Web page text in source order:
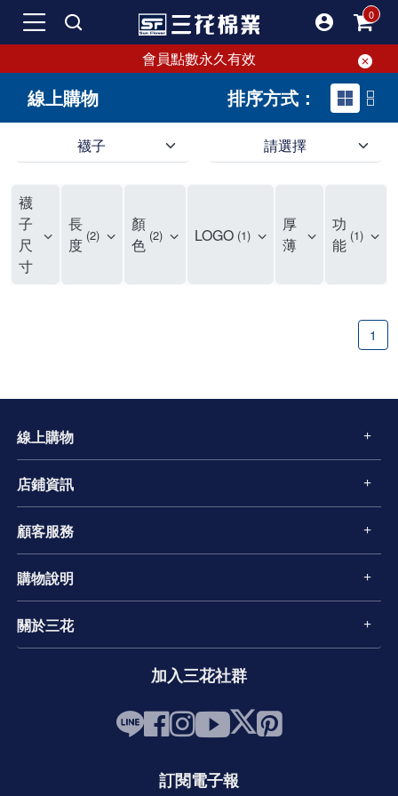
會員點數永久有效
線上購物 排序方式：
襪子 請選擇
現在就來三花購買深受許多潮流女孩喜愛的襪子吧！好穿舒適、不咬腳、不滑脫，短襪不用再拉。各種鞋款都有適合搭配的襪子，不怕穿搭有問題。運動、休閒用短襪全都有！
如何挑選高品質的短襪？注重品質的三花短襪，特選高級優質棉料，保持雙腳透氣不悶熱。襪子具有良好的透氣性，自然讓腳不悶臭，讓您每天穿得健康、舒適。好襪子陪你走更遠！
品質優零負擔，全家人都適合的好襪子在三花!長輩、久坐辦公室最適合無鬆緊帶襪子、運動跑步打球雙層毛巾底短襪保護最有力，日常休閒短襪穿搭簡易最省時。耐洗耐穿超省錢!
三花襪子嚴選優質棉料，吸汗透氣、乾爽舒適，不易滑動。作為日常必備的襪子，其符合人體工學與時尚設計，令人穿上即感舒適。三花50年來專注改良，以精湛工藝打造超乎想像的舒適體驗。追求美感與實用兼備的您，絕對不能錯過三花襪子，即刻入手，體驗潮流與舒適的完美結合。
"最近一批襪子都相繼損壞，所以又到了採購新襪子的時間了！剛好又是換季，可以買適合當季的襪子，增添一些生活的小確幸。我通常一次會買6-8雙襪子，然後整批襪子幾乎會在差不多的時間陣亡，再換下一批。這種一年大概買兩次的習慣，讓6-8雙短襪輪流穿半年，不會太浪費，也避免穿著鬆垮的襪子很糗。 每次換襪子時，我都會嘗試一個新品牌來試試看。這次我選了已有50多年歷史的老牌子——三花。可能有人會問，三花襪子這麼有名，為何現在才選？其實我一直知道這品牌，但過去對他們家的產品印象是主要賣給男生的中筒襪，因此未曾購買。最近在捷運和網站上頻繁看到三花的廣告，便上網探究了一下。驚喜發現，他們家竟然也推出了很多適合女生穿的短襪，而且款式很漂亮，不再僅僅針對中年男性。 這次我訂了8雙襪子，總共500元，一雙平均只要62元（短襪價格依官網為主），真的很划算。而且，他們的物流速度超快，官網下單後隔天襪子就到貨了，這點我特別喜歡。收到襪子後，我還特地將它們一字排開，場面也蠻壯觀的。我訂了素色短襪、條紋短襪和撞色運動短襪，還為我老公買了一雙紳士襪。為了迎接夏天的到來，也幫他準備些薄襪子，畢竟穿皮鞋搭配厚重的運動襪真的不太合適。 這次的嘗試中，最讓我驚艷的是運動短襪。雙層毛巾底的設計，一開始以為會太厚，但實際穿上後發現這款襪子的吸震效果不輸其他運動品牌，吸濕性也非常強。我特意用水滴試驗，結果也很滿意。運動短襪的關鍵就是吸汗和吸震，這樣能讓整個運動過程不黏膩，並有效減少腳與鞋子的摩擦，避免脫跟的情況發生，增添了運動的舒適感。 此外，對於孩子來說，這款運動短襪的耐用性也讓我很滿意。其他品牌的襪子大概只能撐2個月，但看來這次的三花短襪應該能撐3個月以上，使用壽命更長，是一位媽媽的好幫手，既省錢又減少購買頻率。 至於我老公，最初覺得穿薄襪搭配皮鞋不太舒服，但後來漸漸習慣並喜歡上薄襪的輕盈感。畢竟太厚的襪子會改變皮鞋的形狀。三花的無鬆緊帶設計對久坐辦公的他來說，解決了腿部血液循環不良的問題，減少了勒痕，襪子脫下後也不再長時間地感到不適，這讓我們都很滿意。 總體來說，這次三花短襪的體驗還算不錯，無脫跟問題，且吸震和吸汗效果顯著。老公和孩子的襪子選擇也都很成功。未來我會再觀察這些襪子的耐用性，再決定是否回購。當下來看，三花是個值得推薦的品牌。
襪
子
尺
寸
長
度 2
顏
色 2 LOGO 1
厚
薄
功
能 1
1
線上購物
店鋪資訊
顧客服務
購物說明
關於三花
加入三花社群
訂閱電子報